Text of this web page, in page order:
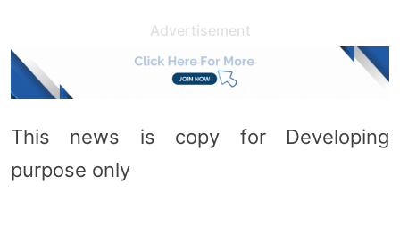
Advertisement
This news is copy for Developing
purpose only